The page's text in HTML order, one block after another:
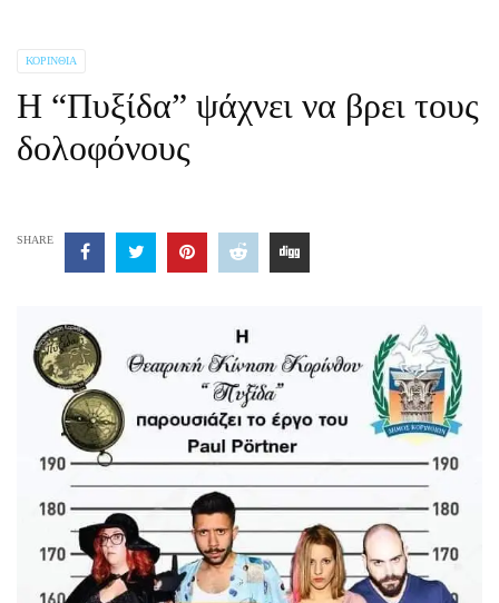
ΚΟΡΙΝΘΊΑ
Η “Πυξίδα” ψάχνει να βρει τους
δολοφόνους
SHARE